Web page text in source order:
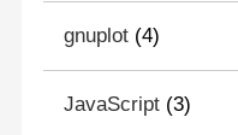
gnuplot(4)
JavaScript(3)